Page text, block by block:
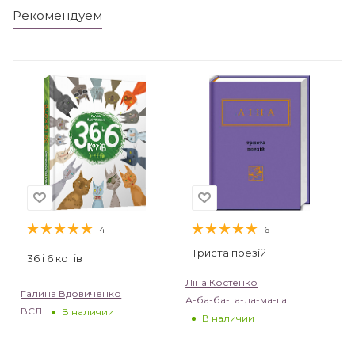
Рекомендуем
4
36 і 6 котів
Галина Вдовиченко
ВСЛ
В наличии
6
Триста поезій
Ліна Костенко
А-ба-ба-га-ла-ма-га
В наличии